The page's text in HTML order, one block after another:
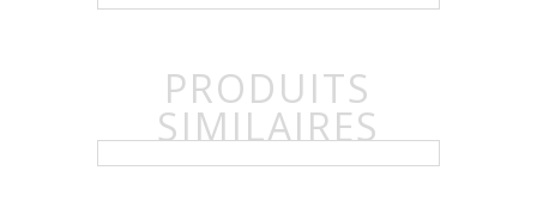
PRODUITS
SIMILAIRES